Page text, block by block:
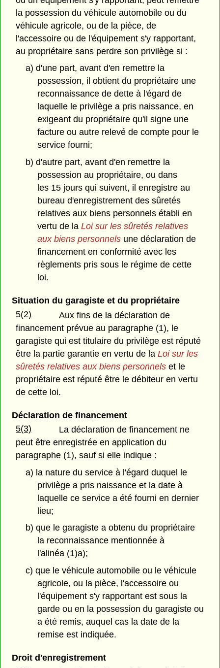
la possession du véhicule automobile ou du
véhicule agricole, ou de la pièce, de
l'accessoire ou de l'équipement s'y rapportant,
au propriétaire sans perdre son privilège si :
a) d'une part, avant d'en remettre la
possession, il obtient du propriétaire une
reconnaissance de dette à l'égard de
laquelle le privilège a pris naissance, en
exigeant du propriétaire qu'il signe une
facture ou autre relevé de compte pour le
service fourni;
b) d'autre part, avant d'en remettre la
possession au propriétaire, ou dans
les 15 jours qui suivent, il enregistre au
bureau d'enregistrement des sûretés
relatives aux biens personnels établi en
vertu de laLoi sur les sûretés relatives
aux biens personnels une déclaration de
financement en conformité avec les
règlements pris sous le régime de cette
loi.
Situation du garagiste et du propriétaire
5(2)
Aux fins de la déclaration de
financement prévue au paragraphe (1), le
garagiste qui est titulaire du privilège est réputé
être la partie garantie en vertu de laLoi sur les
sûretés relatives aux biens personnels et le
propriétaire est réputé être le débiteur en vertu
de cette loi.
Déclaration de financement
5(3)
La déclaration de financement ne
peut être enregistrée en application du
paragraphe (1), sauf si elle indique :
a) la nature du service à l'égard duquel le
privilège a pris naissance et la date à
laquelle ce service a été fourni en dernier
lieu;
b) que le garagiste a obtenu du propriétaire
la reconnaissance mentionnée à
l'alinéa (1)a);
c) que le véhicule automobile ou le véhicule
agricole, ou la pièce, l'accessoire ou
l'équipement s'y rapportant est sous la
garde ou en la possession du garagiste ou
a été remis, auquel cas la date de la
remise est indiquée.
Droit d'enregistrement